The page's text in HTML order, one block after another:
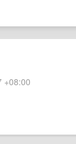
+08:00